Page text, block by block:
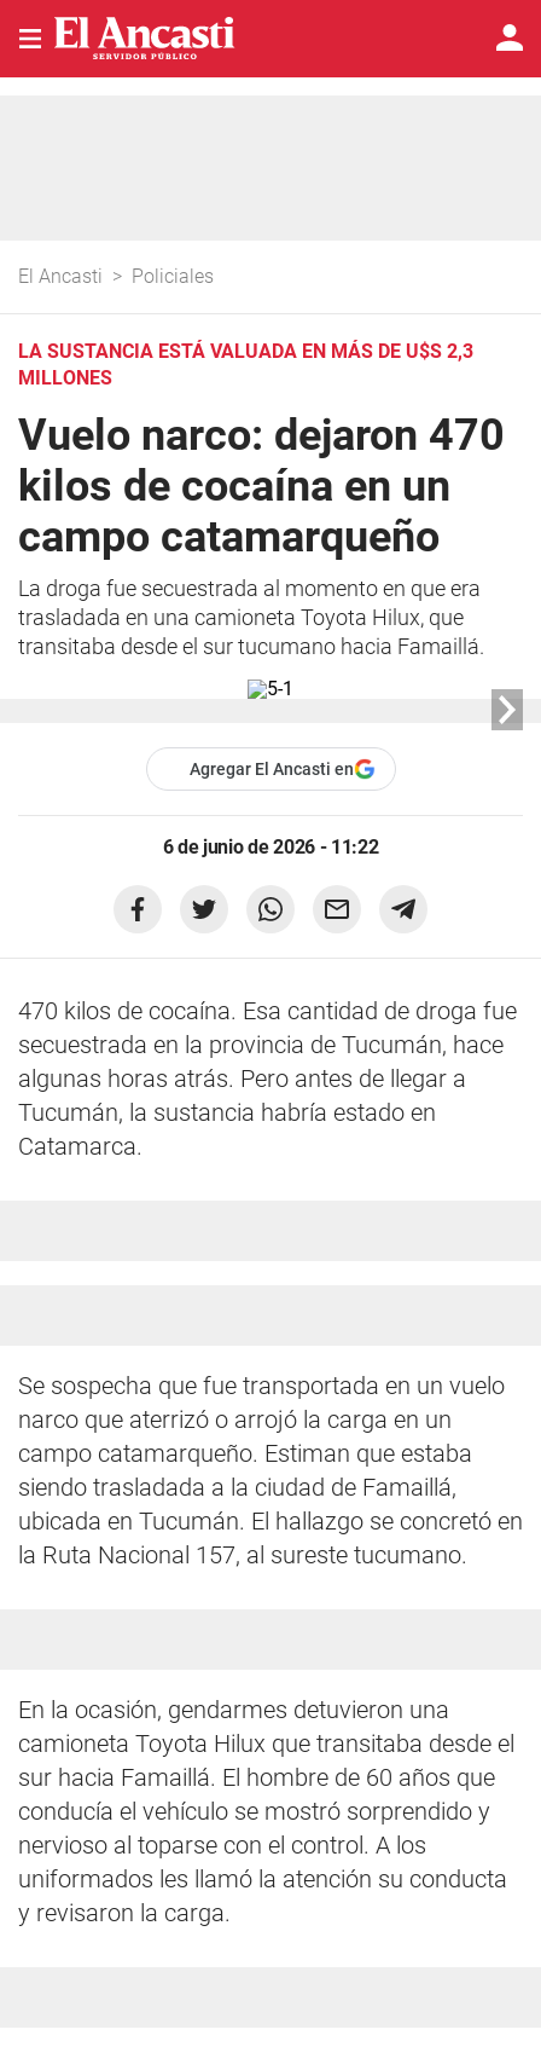
El Ancasti > Policiales
LA SUSTANCIA ESTÁ VALUADA EN MÁS DE U$S 2,3
MILLONES
Vuelo narco: dejaron 470
kilos de cocaína en un
campo catamarqueño
La droga fue secuestrada al momento en que era
trasladada en una camioneta Toyota Hilux, que
transitaba desde el sur tucumano hacia Famaillá.
Agregar El Ancasti en
6 de junio de 2026 - 11:22
470 kilos de cocaína. Esa cantidad de droga fue
secuestrada en la provincia de Tucumán, hace
algunas horas atrás. Pero antes de llegar a
Tucumán, la sustancia habría estado en
Catamarca.
Se sospecha que fue transportada en un vuelo
narco que aterrizó o arrojó la carga en un
campo catamarqueño. Estiman que estaba
siendo trasladada a la ciudad de Famaillá,
ubicada en Tucumán. El hallazgo se concretó en
la Ruta Nacional 157, al sureste tucumano.
En la ocasión, gendarmes detuvieron una
camioneta Toyota Hilux que transitaba desde el
sur hacia Famaillá. El hombre de 60 años que
conducía el vehículo se mostró sorprendido y
nervioso al toparse con el control. A los
uniformados les llamó la atención su conducta
y revisaron la carga.